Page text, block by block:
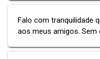
Falo com tranquilidade
aos meus amigos. Sem